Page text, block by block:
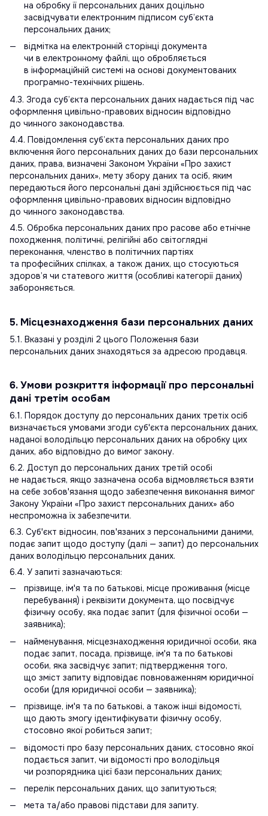
на обробку її персональних даних доцільно
засвідчувати електронним підписом суб’єкта
персональних даних;
відмітка на електронній сторінці документа
чи в електронному файлі, що обробляється
в інформаційній системі на основі документованих
програмно-технічних рішень.
4.3. Згода суб’єкта персональних даних надається під час
оформлення цивільно-правових відносин відповідно
до чинного законодавства.
4.4. Повідомлення суб’єкта персональних даних про
включення його персональних даних до бази персональних
даних, права, визначені Законом України «Про захист
персональних даних», мету збору даних та осіб, яким
передаються його персональні дані здійснюється під час
оформлення цивільно-правових відносин відповідно
до чинного законодавства.
4.5. Обробка персональних даних про расове або етнічне
походження, політичні, релігійні або світоглядні
переконання, членство в політичних партіях
та професійних спілках, а також даних, що стосуються
здоров’я чи статевого життя (особливі категорії даних)
забороняється.
5. Місцезнаходження бази персональних даних
5.1. Вказані у розділі 2 цього Положення бази
персональних даних знаходяться за адресою продавця.
6. Умови розкриття інформації про персональні
дані третім особам
6.1. Порядок доступу до персональних даних третіх осіб
визначається умовами згоди суб'єкта персональних даних,
наданої володільцю персональних даних на обробку цих
даних, або відповідно до вимог закону.
6.2. Доступ до персональних даних третій особі
не надається, якщо зазначена особа відмовляється взяти
на себе зобов'язання щодо забезпечення виконання вимог
Закону України «Про захист персональних даних» або
неспроможна їх забезпечити.
6.3. Суб'єкт відносин, пов'язаних з персональними даними,
подає запит щодо доступу (далі — запит) до персональних
даних володільцю персональних даних.
6.4. У запиті зазначаються:
прізвище, ім'я та по батькові, місце проживання (місце
перебування) і реквізити документа, що посвідчує
фізичну особу, яка подає запит (для фізичної особи —
заявника);
найменування, місцезнаходження юридичної особи, яка
подає запит, посада, прізвище, ім'я та по батькові
особи, яка засвідчує запит; підтвердження того,
що зміст запиту відповідає повноваженням юридичної
особи (для юридичної особи — заявника);
прізвище, ім'я та по батькові, а також інші відомості,
що дають змогу ідентифікувати фізичну особу,
стосовно якої робиться запит;
відомості про базу персональних даних, стосовно якої
подається запит, чи відомості про володільця
чи розпорядника цієї бази персональних даних;
перелік персональних даних, що запитуються;
мета та/або правові підстави для запиту.